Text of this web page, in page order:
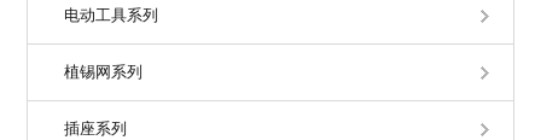
电动工具系列
植锡网系列
插座系列